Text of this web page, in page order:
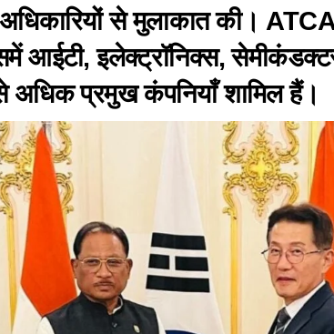
अधिकारियों से मुलाकात की।
आईटी, इलेक्ट्रॉनिक्स,
अधिक प्रमुख कंपनियाँ शामिल हैं।